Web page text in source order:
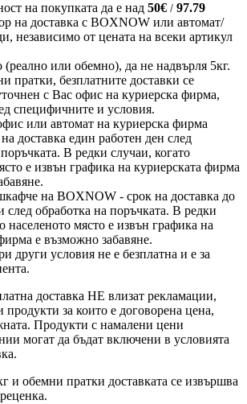
на покупката да е над 50€ / 97.79
на доставка с BOXNOW или автомат/
, независимо от цената на всеки артикул
или обемно), да не надвърля 5кг.
пратки, безплатните доставки се
с Вас офис на куриерска фирма,
специфичните и условия.
или автомат на куриерска фирма
доставка един работен ден след
В редки случаи, когато
е извън графика на куриерската фирма
на BOXNOW - срок на доставка до
след обработка на поръчката. В редки
населеното място е извън графика на
е възможно забавяне.
други условия не е безплатна и е за
доставка НЕ влизат рекламации,
за които е договорена цена,
Продукти с намалени цени
могат да бъдат включени в условията
и обемни пратки доставката се извършва